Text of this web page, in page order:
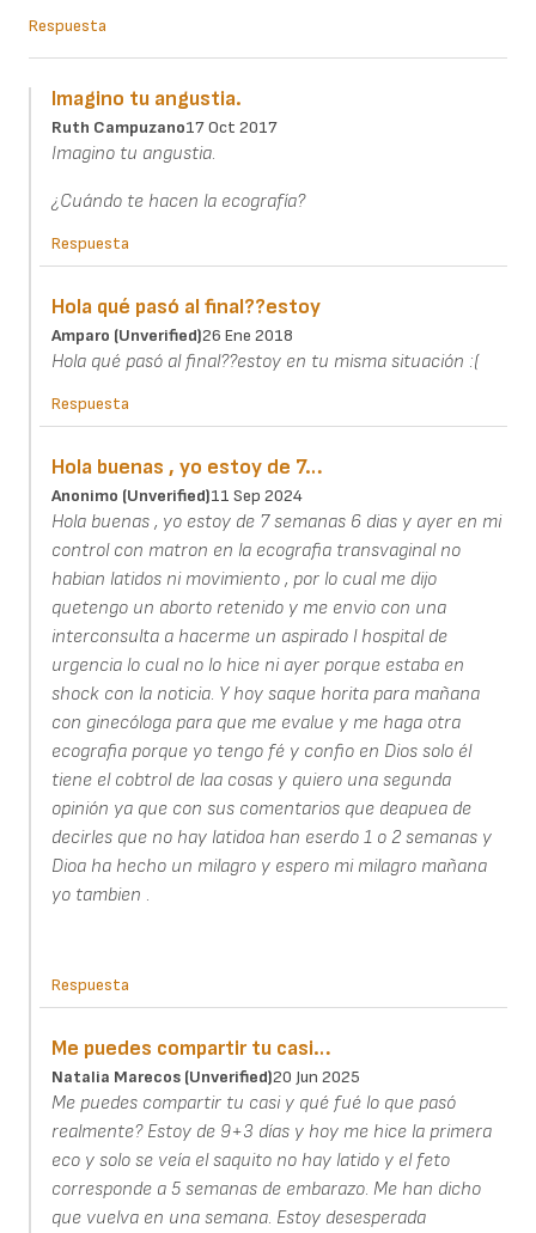
Respuesta
Imagino tu angustia.
Ruth Campuzano17 Oct 2017
Imagino tu angustia.
¿Cuándo te hacen la ecografía?
Respuesta
Hola qué pasó al final??estoy
Amparo (unverified)26 Ene 2018
Hola qué pasó al final??estoy en tu misma situación :(
Respuesta
Hola buenas , yo estoy de 7…
Anonimo (unverified)11 Sep 2024
Hola buenas , yo estoy de 7 semanas 6 dias y ayer en mi
control con matron en la ecografia transvaginal no
habian latidos ni movimiento , por lo cual me dijo
quetengo un aborto retenido y me envio con una
interconsulta a hacerme un aspirado l hospital de
urgencia lo cual no lo hice ni ayer porque estaba en
shock con la noticia. Y hoy saque horita para mañana
con ginecóloga para que me evalue y me haga otra
ecografia porque yo tengo fé y confio en Dios solo él
tiene el cobtrol de laa cosas y quiero una segunda
opinión ya que con sus comentarios que deapuea de
decirles que no hay latidoa han eserdo 1 o 2 semanas y
Dioa ha hecho un milagro y espero mi milagro mañana
yo tambien .
Respuesta
Me puedes compartir tu casi…
Natalia Marecos (unverified)20 Jun 2025
Me puedes compartir tu casi y qué fué lo que pasó
realmente? Estoy de 9+3 días y hoy me hice la primera
eco y solo se veía el saquito no hay latido y el feto
corresponde a 5 semanas de embarazo. Me han dicho
que vuelva en una semana. Estoy desesperada